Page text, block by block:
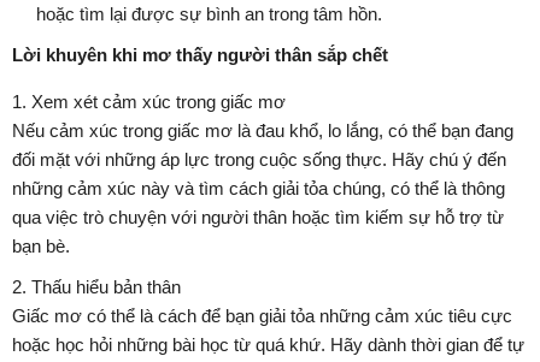
hoặc tìm lại được sự bình an trong tâm hồn.
Lời khuyên khi mơ thấy người thân sắp chết
1. Xem xét cảm xúc trong giấc mơ
Nếu cảm xúc trong giấc mơ là đau khổ, lo lắng, có thể bạn đang
đối mặt với những áp lực trong cuộc sống thực. Hãy chú ý đến
những cảm xúc này và tìm cách giải tỏa chúng, có thể là thông
qua việc trò chuyện với người thân hoặc tìm kiếm sự hỗ trợ từ
bạn bè.
2. Thấu hiểu bản thân
Giấc mơ có thể là cách để bạn giải tỏa những cảm xúc tiêu cực
hoặc học hỏi những bài học từ quá khứ. Hãy dành thời gian để tự